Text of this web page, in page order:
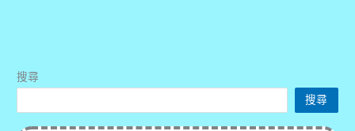
搜尋
搜尋